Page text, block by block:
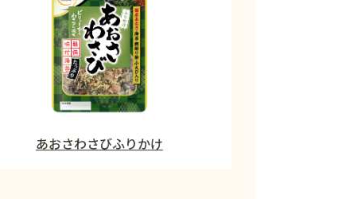
あおさわさびふりかけ